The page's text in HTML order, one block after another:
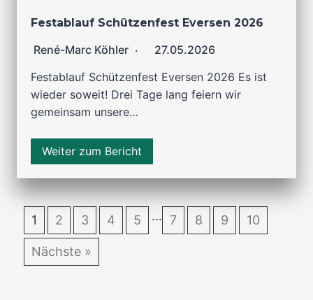
Festablauf Schützenfest Eversen 2026
René-Marc Köhler
27.05.2026
Festablauf Schützenfest Eversen 2026 Es ist
wieder soweit! Drei Tage lang feiern wir
gemeinsam unsere…
Weiter zum Bericht
1 2 3 4 5 … 7 8 9 10
Nächste »